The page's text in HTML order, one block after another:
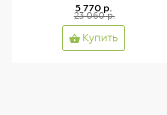
5 770 р.
23 060 р.
Купить